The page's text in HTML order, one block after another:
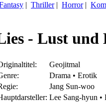
| Thriller| Horror|
- Lust und
Geojitmal
Drama • Erotik
Jang Sun-woo
Lee Sang-hyun •